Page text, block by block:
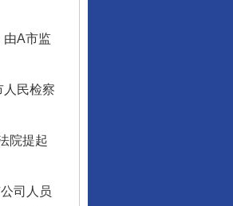
A市监
民检察
院提起
司人员